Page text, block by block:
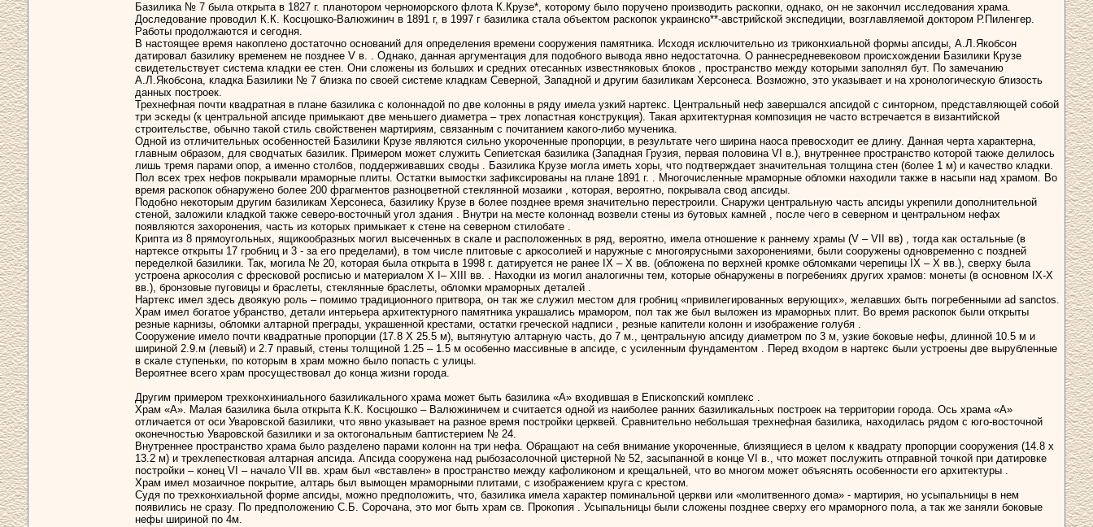
Базилика № 7 была открыта в 1827 г. планотором черноморского флота К.Крузе*, которому было поручено производить раскопки, однако, он не закончил исследования храма.
Доследование проводил К.К. Косцюшко-Валюжинич в 1891 г, в 1997 г базилика стала объектом раскопок украинско**-австрийской экспедиции, возглавляемой доктором Р.Пиленгер.
Работы продолжаются и сегодня.
В настоящее время накоплено достаточно оснований для определения времени сооружения памятника. Исходя исключительно из триконхиальной формы апсиды, А.Л.Якобсон
датировал базилику временем не позднее V в. . Однако, данная аргументация для подобного вывода явно недостаточна. О раннесредневековом происхождении Базилики Крузе
свидетельствует система кладки ее стен. Они сложены из больших и средних отесанных известняковых блоков , пространство между которыми заполнял бут. По замечанию
А.Л.Якобсона, кладка Базилики № 7 близка по своей системе кладкам Северной, Западной и другим базиликам Херсонеса. Возможно, это указывает и на хронологическую близость
данных построек.
Трехнефная почти квадратная в плане базилика с колоннадой по две колонны в ряду имела узкий нартекс. Центральный неф завершался апсидой с синторном, представляющей собой
три эскеды (к центральной апсиде примыкают две меньшего диаметра – трех лопастная конструкция). Такая архитектурная композиция не часто встречается в византийской
строительстве, обычно такой стиль свойственен мартириям, связанным с почитанием какого-либо мученика.
Одной из отличительных особенностей Базилики Крузе являются сильно укороченные пропорции, в результате чего ширина наоса превосходит ее длину. Данная черта характерна,
главным образом, для сводчатых базилик. Примером может служить Сепиетская базилика (Западная Грузия, первая половина VI в.), внутреннее пространство которой также делилось
лишь тремя парами опор, а именно столбов, поддерживавших своды . Базилика Крузе могла иметь хоры, что подтверждает значительная толщина стен (более 1 м) и качество кладки.
Пол всех трех нефов покрывали мраморные плиты. Остатки вымостки зафиксированы на плане 1891 г. . Многочисленные мраморные обломки находили также в насыпи над храмом. Во
время раскопок обнаружено более 200 фрагментов разноцветной стеклянной мозаики , которая, вероятно, покрывала свод апсиды.
Подобно некоторым другим базиликам Херсонеса, базилику Крузе в более позднее время значительно перестроили. Снаружи центральную часть апсиды укрепили дополнительной
стеной, заложили кладкой также северо-восточный угол здания . Внутри на месте колоннад возвели стены из бутовых камней , после чего в северном и центральном нефах
появляются захоронения, часть из которых примыкает к стене на северном стилобате .
Крипта из 8 прямоугольных, ящикообразных могил высеченных в скале и расположенных в ряд, вероятно, имела отношение к раннему храмы (V – VII вв) , тогда как остальные (в
нартексе открыты 17 гробниц и 3 - за его пределами), в том числе плитовые с аркосолией и наружные с многоярусными захоронениями, были сооружены одновременно с поздней
переделкой базилики. Так, могила № 20, которая была открыта в 1998 г. датируется не ранее IX – X вв. (обложена по верхней кромке обломками черепицы IX – X вв.), сверху была
устроена аркосолия с фресковой росписью и материалом Х I– ХIII вв. . Находки из могил аналогичны тем, которые обнаружены в погребениях других храмов: монеты (в основном IХ-Х
вв.), бронзовые пуговицы и браслеты, стеклянные браслеты, обломки мраморных деталей .
Нартекс имел здесь двоякую роль – помимо традиционного притвора, он так же служил местом для гробниц «привилегированных верующих», желавших быть погребенными ad sanctos.
Храм имел богатое убранство, детали интерьера архитектурного памятника украшались мрамором, пол так же был выложен из мраморных плит. Во время раскопок были открыты
резные карнизы, обломки алтарной преграды, украшенной крестами, остатки греческой надписи , резные капители колонн и изображение голубя .
Сооружение имело почти квадратные пропорции (17.8 Х 25.5 м), вытянутую алтарную часть, до 7 м., центральную апсиду диаметром по 3 м, узкие боковые нефы, длинной 10.5 м и
шириной 2.9.м (левый) и 2.7 правый, стены толщиной 1.25 – 1.5 м особенно массивные в апсиде, с усиленным фундаментом . Перед входом в нартекс были устроены две вырубленные
в скале ступеньки, по которым в храм можно было попасть с улицы.
Вероятнее всего храм просуществовал до конца жизни города.
Другим примером трехконхиниального базиликального храма может быть базилика «А» входившая в Епископский комплекс .
Храм «А». Малая базилика была открыта К.К. Косцюшко – Валюжиничем и считается одной из наиболее ранних базиликальных построек на территории города. Ось храма «А»
отличается от оси Уваровской базилики, что явно указывает на разное время постройки церквей. Сравнительно небольшая трехнефная базилика, находилась рядом с юго-восточной
оконечностью Уваровской базилики и за октогональным баптистерием № 24.
Внутреннее пространство храма было разделено парами колонн на три нефа. Обращают на себя внимание укороченные, близящиеся в целом к квадрату пропорции сооружения (14.8 х
13.2 м) и трехлепестковая алтарная апсида. Апсида сооружена над рыбозасолочной цистерной № 52, засыпанной в конце VI в., что может послужить отправной точкой при датировке
постройки – конец VI – начало VII вв. храм был «вставлен» в пространство между кафоликоном и крещальней, что во многом может объяснять особенности его архитектуры .
Храм имел мозаичное покрытие, алтарь был вымощен мраморными плитами, с изображением круга с крестом.
Судя по трехконхиальной форме апсиды, можно предположить, что, базилика имела характер поминальной церкви или «молитвенного дома» - мартирия, но усыпальницы в нем
появились не сразу. По предположению С.Б. Сорочана, это мог быть храм св. Прокопия . Усыпальницы были сложены позднее сверху его мраморного пола, а так же заняли боковые
нефы шириной по 4м.